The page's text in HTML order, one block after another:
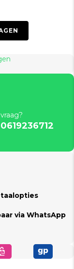
via WhatsApp